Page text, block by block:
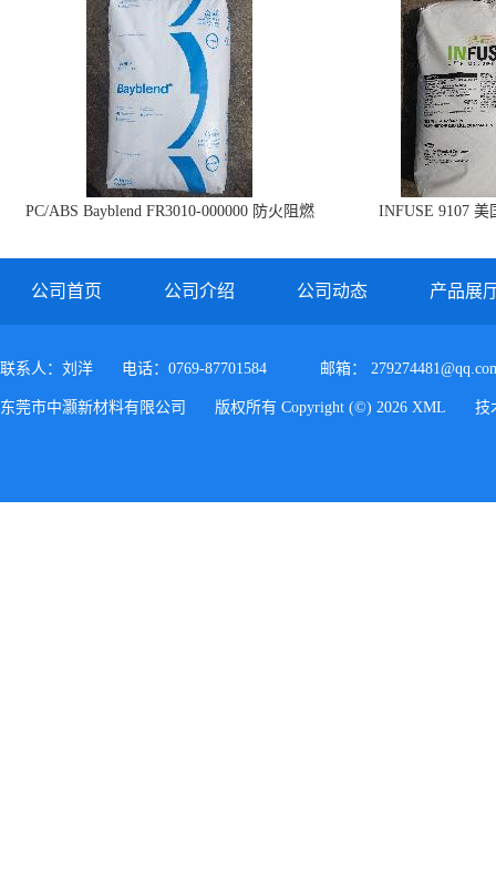
PC/ABS Bayblend FR3010-000000 防火阻燃
INFUSE 9107 美
公司首页 公司介绍 公司动态 产品展
联系人：刘洋 电话：0769-87701584 邮箱：
东莞市中灏新材料有限公司 版权所有 Copyright (©) 2026 XML 技